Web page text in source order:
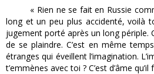
« Rien ne se fait en Russie
long et un peu plus accidenté, voilà
jugement porté après un long
de se plaindre. C’est en même
étranges qui éveillent l’imagination.
t’emmènes avec toi ? C’est d’âme